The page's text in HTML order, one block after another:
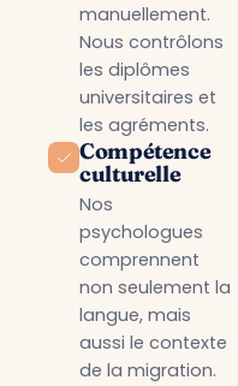
manuellement.
Nous contrôlons
les diplômes
universitaires et
les agréments.
Compétence
culturelle
Nos
psychologues
comprennent
non seulement la
langue, mais
aussi le contexte
de la migration.